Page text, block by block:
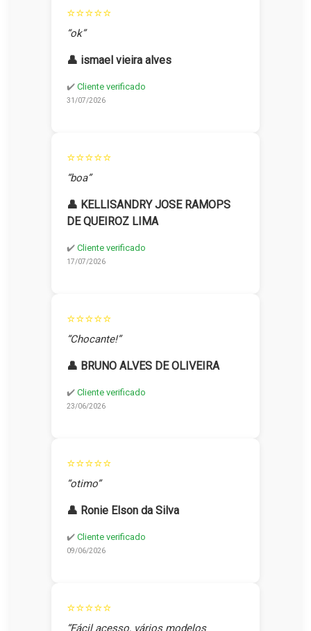
⭐⭐⭐⭐⭐
“ok”
👤 ismael vieira alves
✔️ Cliente verificado
31/07/2026
⭐⭐⭐⭐⭐
“boa”
👤 KELLISANDRY JOSE RAMOPS
DE QUEIROZ LIMA
✔️ Cliente verificado
17/07/2026
⭐⭐⭐⭐⭐
“Chocante!”
👤 BRUNO ALVES DE OLIVEIRA
✔️ Cliente verificado
23/06/2026
⭐⭐⭐⭐⭐
“otimo”
👤 Ronie Elson da Silva
✔️ Cliente verificado
09/06/2026
⭐⭐⭐⭐⭐
“Fácil acesso, vários modelos